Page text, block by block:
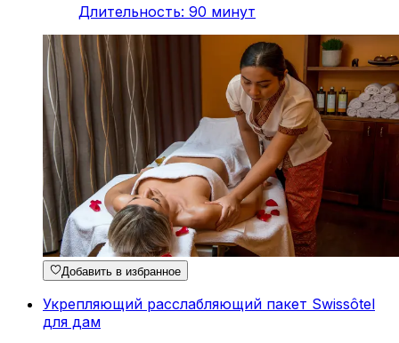
Длительность: 90 минут
Добавить в избранное
Укрепляющий расслабляющий пакет Swissôtel
для дам